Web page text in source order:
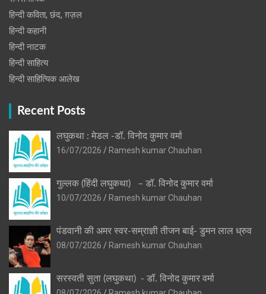
हिन्दी कविता, छंद, ग़ज़ल
हिन्दी कहानी
हिन्‍दी नाटक
हिन्दी साहित्य
हिन्दी साहित्यिक आलेख
Recent Posts
लघुकथा : मेडल -डॉ. विनोद कुमार वर्मा
16/07/2026
Ramesh kumar Chauhan
गुल्लक (हिंदी लघुकथा) – डॉ. विनोद कुमार वर्मा
10/07/2026
Ramesh kumar Chauhan
पंडवानी की अमर स्वर-सम्राज्ञी तीजन बाई- डुमन लाल ध्रुव
08/07/2026
Ramesh kumar Chauhan
सरस्वती सुता (लघुकथा) ​- डॉ. विनोद कुमार वर्मा